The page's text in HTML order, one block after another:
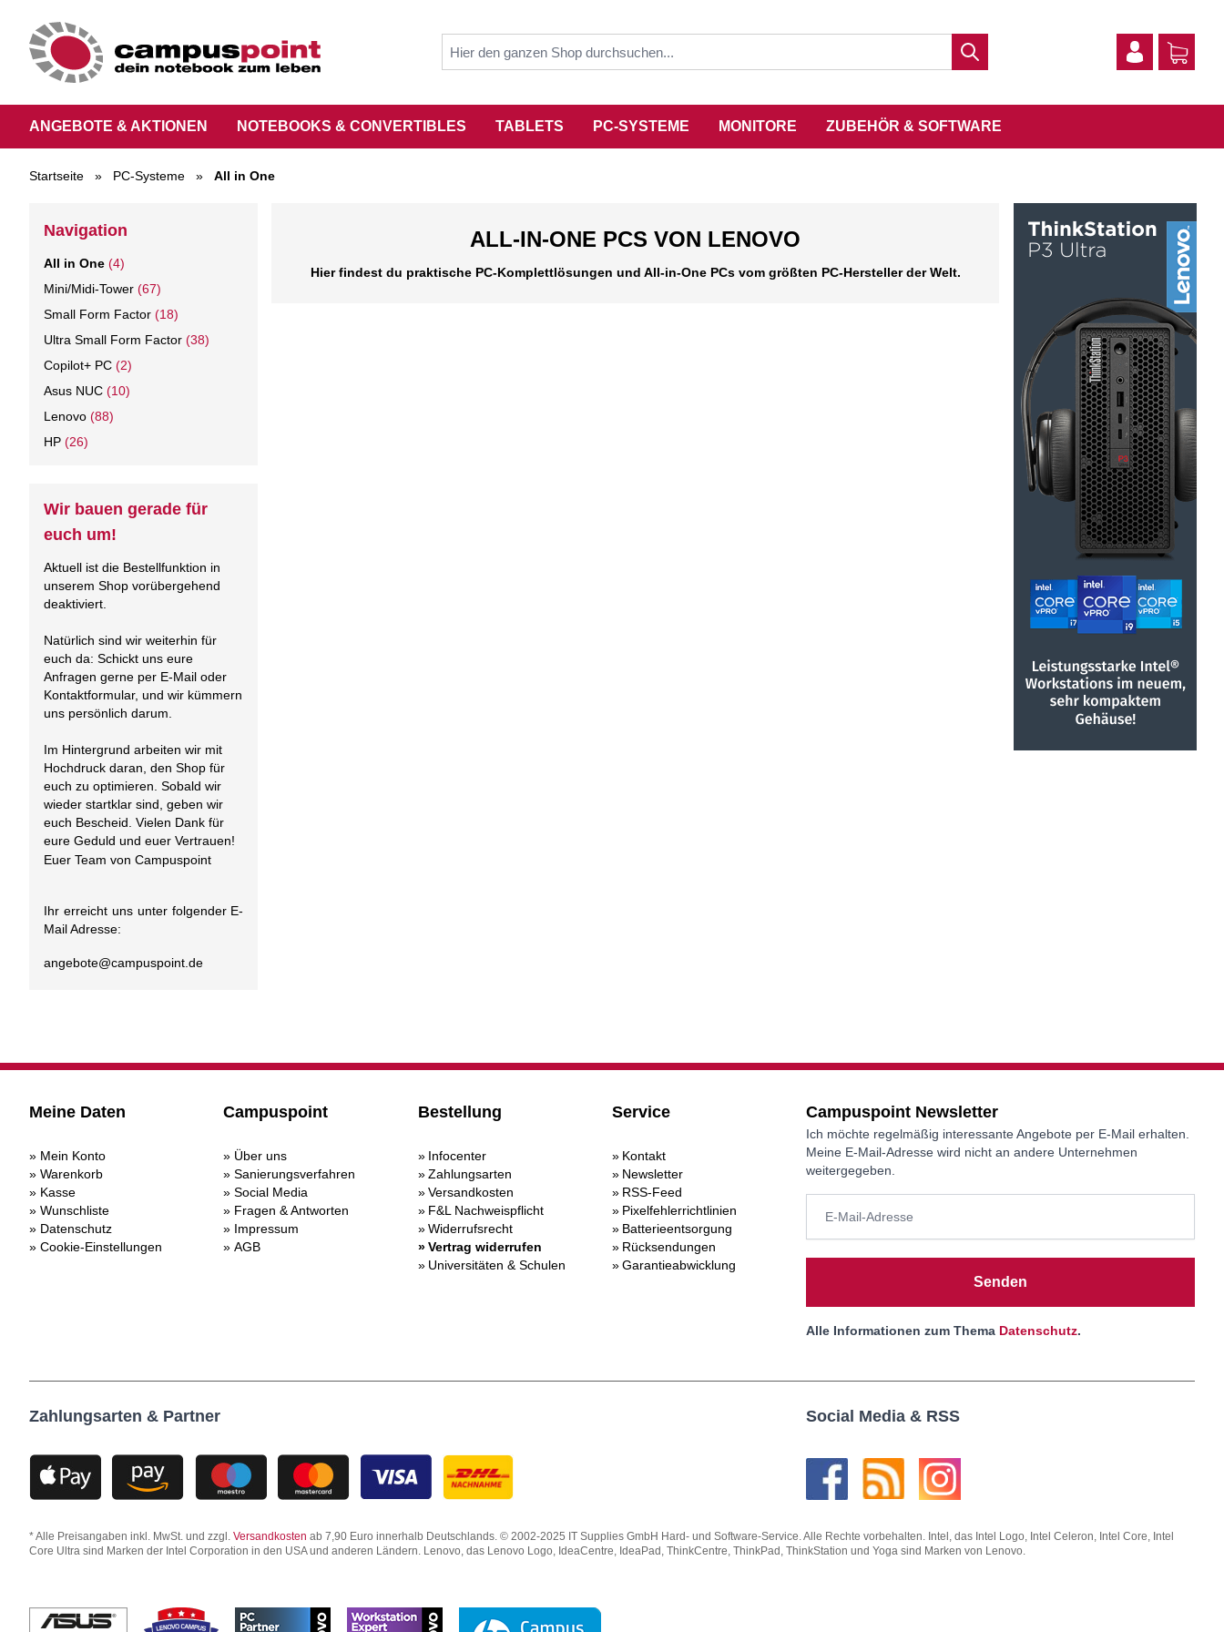
ANGEBOTE & AKTIONEN NOTEBOOKS & CONVERTIBLES TABLETS PC-SYSTEME MONITORE ZUBEHÖR & SOFTWARE
Startseite » PC-Systeme » All in One
Navigation
All in One (4)
Mini/Midi-Tower (67)
Small Form Factor (18)
Ultra Small Form Factor (38)
Copilot+ PC (2)
Asus NUC (10)
Lenovo (88)
HP (26)
Wir bauen gerade für
euch um!
Aktuell ist die Bestellfunktion in
unserem Shop vorübergehend
deaktiviert.
Natürlich sind wir weiterhin für
euch da: Schickt uns eure
Anfragen gerne per E-Mail oder
Kontaktformular, und wir kümmern
uns persönlich darum.
Im Hintergrund arbeiten wir mit
Hochdruck daran, den Shop für
euch zu optimieren. Sobald wir
wieder startklar sind, geben wir
euch Bescheid. Vielen Dank für
eure Geduld und euer Vertrauen!
Euer Team von Campuspoint
Ihr erreicht uns unter folgender E-
Mail Adresse:
angebote@campuspoint.de
ALL-IN-ONE PCS VON LENOVO
Hier findest du praktische PC-Komplettlösungen und All-in-One PCs vom größten PC-Hersteller der Welt.
Meine Daten
Mein Konto
Warenkorb
Kasse
Wunschliste
Datenschutz
Cookie-Einstellungen
Campuspoint
Über uns
Sanierungsverfahren
Social Media
Fragen & Antworten
Impressum
AGB
Bestellung
Infocenter
Zahlungsarten
Versandkosten
F&L Nachweispflicht
Widerrufsrecht
Vertrag widerrufen
Universitäten & Schulen
Service
Kontakt
Newsletter
RSS-Feed
Pixelfehlerrichtlinien
Batterieentsorgung
Rücksendungen
Garantieabwicklung
Campuspoint Newsletter
Ich möchte regelmäßig interessante Angebote per E-Mail erhalten.
Meine E-Mail-Adresse wird nicht an andere Unternehmen
weitergegeben.
Senden
Alle Informationen zum Thema Datenschutz.
Zahlungsarten & Partner Social Media & RSS
* Alle Preisangaben inkl. MwSt. und zzgl. Versandkosten ab 7,90 Euro innerhalb Deutschlands. © 2002-2025 IT Supplies GmbH Hard- und Software-Service. Alle Rechte vorbehalten. Intel, das Intel Logo, Intel Celeron, Intel Core, Intel
Core Ultra sind Marken der Intel Corporation in den USA und anderen Ländern. Lenovo, das Lenovo Logo, IdeaCentre, IdeaPad, ThinkCentre, ThinkPad, ThinkStation und Yoga sind Marken von Lenovo.